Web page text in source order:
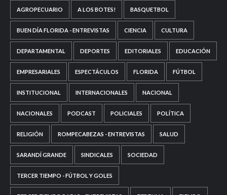
AGROPECUARIO A LOS BOTES! BASQUETBOL
BUEN DÍA FLORIDA - ENTREVISTAS CIENCIA CULTURA
DEPARTAMENTAL DEPORTES EDITORIALES EDUCACIÓN
EMPRESARIALES ESPECTÁCULOS FLORIDA FÚTBOL
INSTITUCIONAL INTERNACIONALES NACIONAL
NACIONALES PODCAST POLICIALES POLÍTICA
RELIGIÓN ROMPECABEZAS - ENTREVISTAS SALUD
SARANDÍ GRANDE SINDICALES SOCIEDAD
TERCER TIEMPO - FÚTBOL Y GOLES